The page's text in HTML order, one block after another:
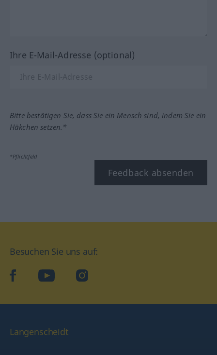
Ihre E-Mail-Adresse (optional)
Bitte bestätigen Sie, dass Sie ein Mensch sind, indem Sie ein
Häkchen setzen.*
*Pflichtfeld
Feedback absenden
Besuchen Sie uns auf:
facebookYouTube Instagram
Langenscheidt